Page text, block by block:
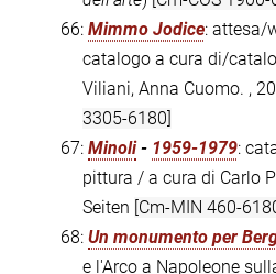
66: Mimmo Jodice: attesa/
catalogo a cura di/
Viliani, Anna Cuomo. ,
3305-6180]
67: Minoli- 1959-1979:
pittura / a cura di Carlo
Seiten [Cm-MIN 460-
68: Un monumento per
e l'Arco a Napoleone